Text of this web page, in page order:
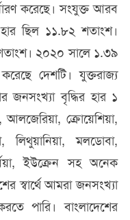
করেছে। সংযুক্ত আরব
ছিল ১১.৮২ শতাংশ।
২০২০ সালে ১.৩৯
দেশটি। যুক্তরাজ্য
জনসংখ্যা বৃদ্ধির হার ১
আলজেরিয়া, ক্রোয়েশিয়া,
লিথুয়ানিয়া, মলডোবা,
ইউক্রেন সহ অনেক
স্বার্থে আমরা জনসংখ্যা
পারি। বাংলাদেশের